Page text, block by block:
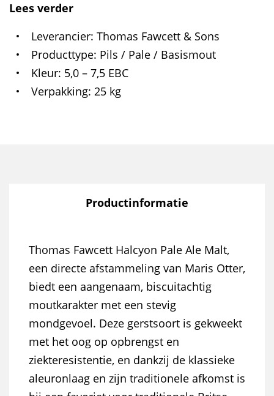
Lees verder
Leverancier Thomas Fawcett & Sons
Producttype Pils / Pale / Basismout
Kleur 5,0 – 7,5 EBC
Verpakking 25 kg
Productinformatie
Thomas Fawcett Halcyon Pale Ale Malt,
een directe afstammeling van Maris Otter,
biedt een aangenaam, biscuitachtig
moutkarakter met een stevig
mondgevoel. Deze gerstsoort is gekweekt
met het oog op opbrengst en
ziekteresistentie, en dankzij de klassieke
aleuronlaag en zijn traditionele afkomst is